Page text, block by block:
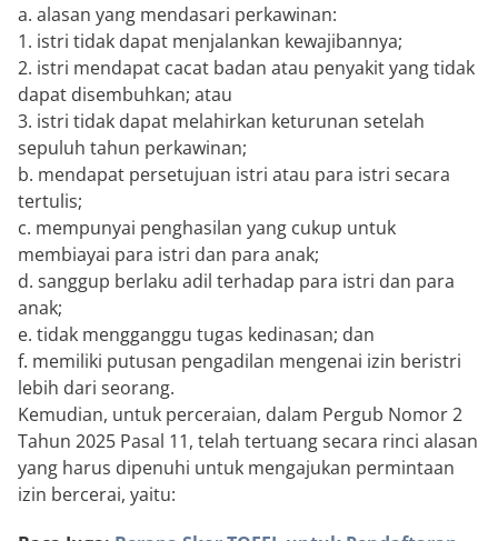
a. alasan yang mendasari perkawinan:
1. istri tidak dapat menjalankan kewajibannya;
2. istri mendapat cacat badan atau penyakit yang tidak
dapat disembuhkan; atau
3. istri tidak dapat melahirkan keturunan setelah
sepuluh tahun perkawinan;
b. mendapat persetujuan istri atau para istri secara
tertulis;
c. mempunyai penghasilan yang cukup untuk
membiayai para istri dan para anak;
d. sanggup berlaku adil terhadap para istri dan para
anak;
e. tidak mengganggu tugas kedinasan; dan
f. memiliki putusan pengadilan mengenai izin beristri
lebih dari seorang.
Kemudian, untuk perceraian, dalam Pergub Nomor 2
Tahun 2025 Pasal 11, telah tertuang secara rinci alasan
yang harus dipenuhi untuk mengajukan permintaan
izin bercerai, yaitu: